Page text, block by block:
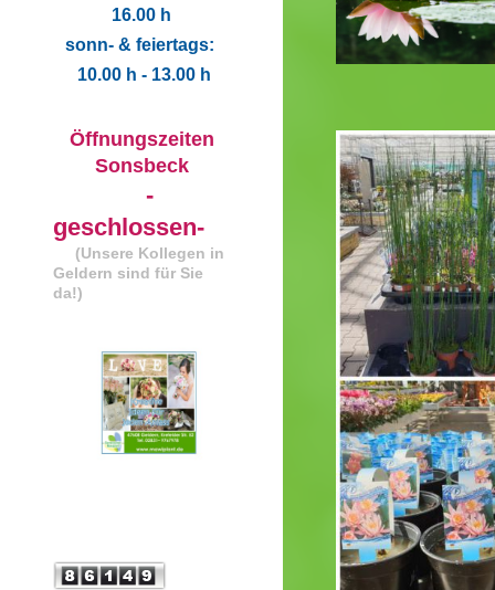
16.00 h
sonn- & feiertags:
10.00 h - 13.00 h
Öffnungszeiten
Sonsbeck
-
geschlossen-
(Unsere Kollegen in
Geldern sind für Sie
da!)